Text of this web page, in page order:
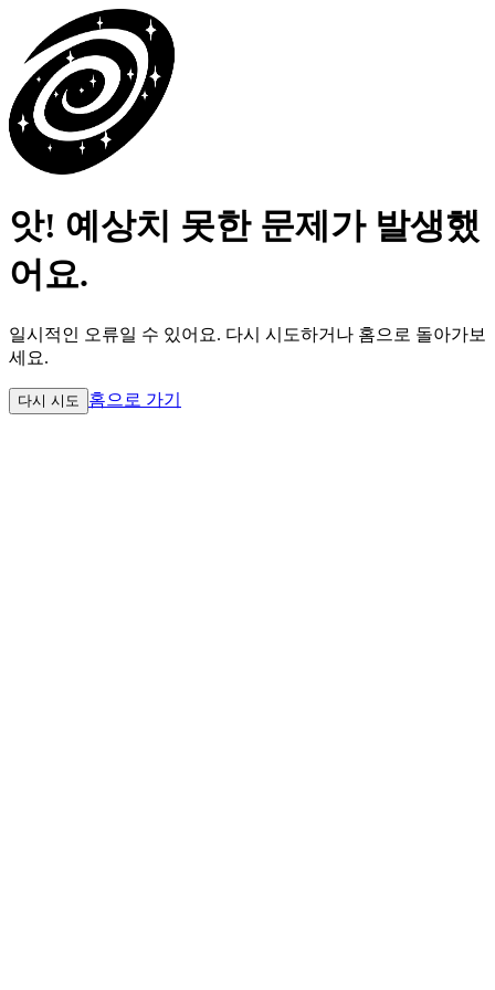
앗! 예상치 못한 문제가 발생했
어요.
일시적인 오류일 수 있어요. 다시 시도하거나 홈으로 돌아가보
세요.
다시 시도 홈으로 가기